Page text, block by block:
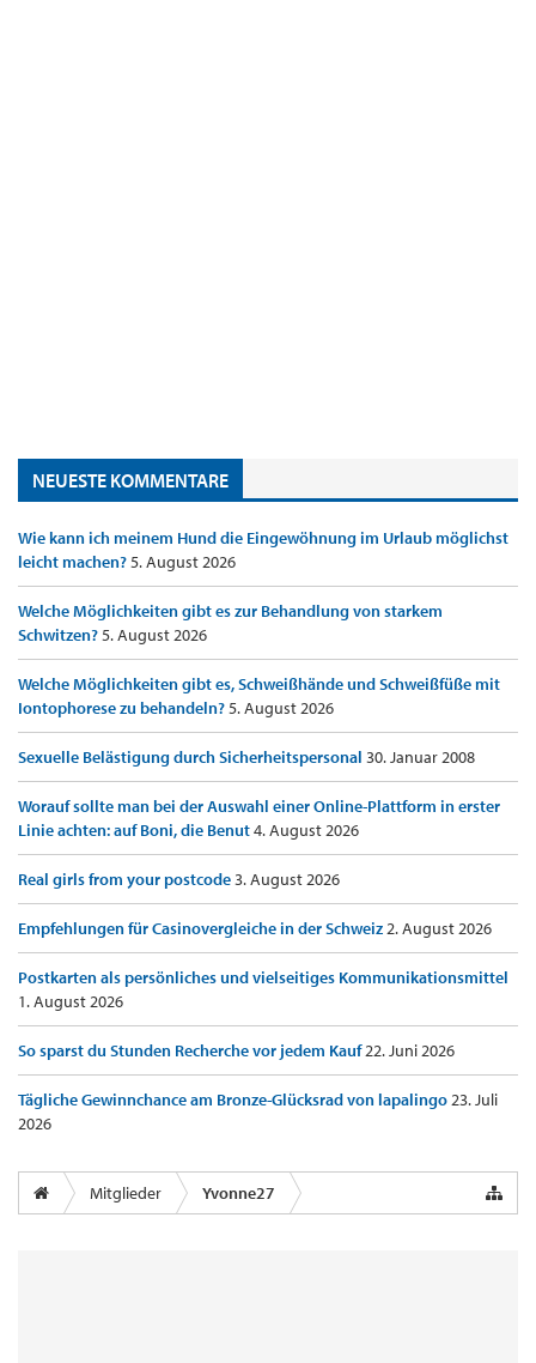
NEUESTE KOMMENTARE
Wie kann ich meinem Hund die Eingewöhnung im Urlaub möglichst
leicht machen?5. August 2026
Welche Möglichkeiten gibt es zur Behandlung von starkem
Schwitzen?5. August 2026
Welche Möglichkeiten gibt es, Schweißhände und Schweißfüße mit
Iontophorese zu behandeln?5. August 2026
Sexuelle Belästigung durch Sicherheitspersonal 30. Januar 2008
Worauf sollte man bei der Auswahl einer Online-Plattform in erster
Linie achten: auf Boni, die Benut4. August 2026
Real girls from your postcode3. August 2026
Empfehlungen für Casinovergleiche in der Schweiz2. August 2026
Postkarten als persönliches und vielseitiges Kommunikationsmittel
1. August 2026
So sparst du Stunden Recherche vor jedem Kauf22. Juni 2026
Tägliche Gewinnchance am Bronze-Glücksrad von lapalingo23. Juli
2026
Mitglieder Yvonne27